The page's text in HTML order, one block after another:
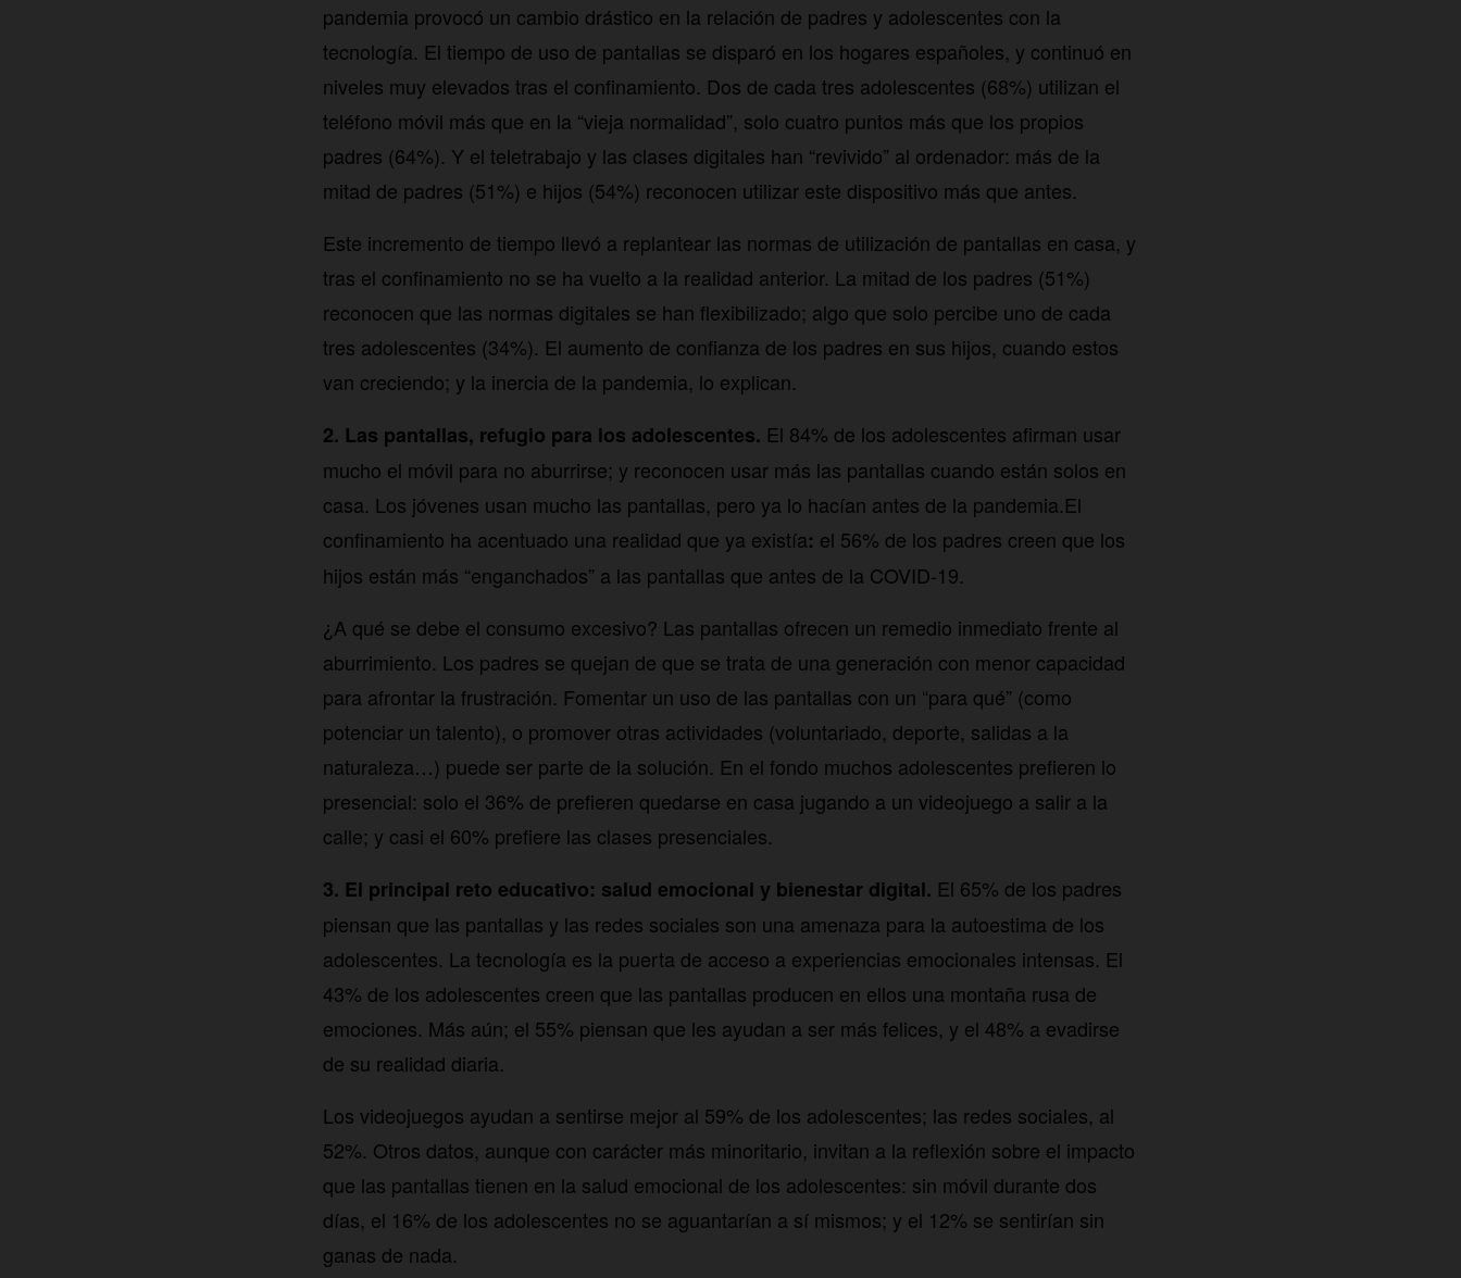
pandemia provocó un cambio drástico en la relación de padres y adolescentes con la
tecnología. El tiempo de uso de pantallas se disparó en los hogares españoles, y continuó en
niveles muy elevados tras el confinamiento. Dos de cada tres adolescentes (68%) utilizan el
teléfono móvil más que en la “vieja normalidad”, solo cuatro puntos más que los propios
padres (64%). Y el teletrabajo y las clases digitales han “revivido” al ordenador: más de la
mitad de padres (51%) e hijos (54%) reconocen utilizar este dispositivo más que antes.
Este incremento de tiempo llevó a replantear las normas de utilización de pantallas en casa, y
tras el confinamiento no se ha vuelto a la realidad anterior. La mitad de los padres (51%)
reconocen que las normas digitales se han flexibilizado; algo que solo percibe uno de cada
tres adolescentes (34%). El aumento de confianza de los padres en sus hijos, cuando estos
van creciendo; y la inercia de la pandemia, lo explican.
2. Las pantallas, refugio para los adolescentes. El 84% de los adolescentes afirman usar
mucho el móvil para no aburrirse; y reconocen usar más las pantallas cuando están solos en
casa. Los jóvenes usan mucho las pantallas, pero ya lo hacían antes de la pandemia.El
confinamiento ha acentuado una realidad que ya existía: el 56% de los padres creen que los
hijos están más “enganchados” a las pantallas que antes de la COVID-19.
¿A qué se debe el consumo excesivo? Las pantallas ofrecen un remedio inmediato frente al
aburrimiento. Los padres se quejan de que se trata de una generación con menor capacidad
para afrontar la frustración. Fomentar un uso de las pantallas con un “para qué” (como
potenciar un talento), o promover otras actividades (voluntariado, deporte, salidas a la
naturaleza…) puede ser parte de la solución. En el fondo muchos adolescentes prefieren lo
presencial: solo el 36% de prefieren quedarse en casa jugando a un videojuego a salir a la
calle; y casi el 60% prefiere las clases presenciales.
3. El principal reto educativo: salud emocional y bienestar digital. El 65% de los padres
piensan que las pantallas y las redes sociales son una amenaza para la autoestima de los
adolescentes. La tecnología es la puerta de acceso a experiencias emocionales intensas. El
43% de los adolescentes creen que las pantallas producen en ellos una montaña rusa de
emociones. Más aún; el 55% piensan que les ayudan a ser más felices, y el 48% a evadirse
de su realidad diaria.
Los videojuegos ayudan a sentirse mejor al 59% de los adolescentes; las redes sociales, al
52%. Otros datos, aunque con carácter más minoritario, invitan a la reflexión sobre el impacto
que las pantallas tienen en la salud emocional de los adolescentes: sin móvil durante dos
días, el 16% de los adolescentes no se aguantarían a sí mismos; y el 12% se sentirían sin
ganas de nada.